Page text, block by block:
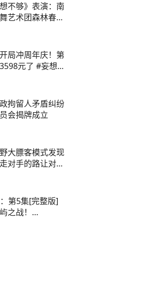
不够》表演：南
艺术团森林春红
局冲周年庆！第
元了 #妄想山
拘留人矛盾纠纷
会揭牌成立
大膘客模式发现
对手的路让对手
第5集[完整版]
之战！